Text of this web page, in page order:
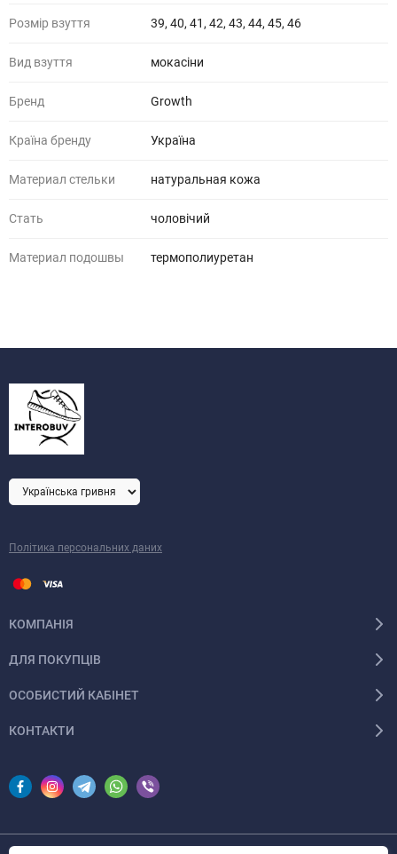
Розмір взуття 39, 40, 41, 42, 43, 44, 45, 46
Вид взуття мокасіни
Бренд Growth
Країна бренду Україна
Материал стельки натуральная кожа
Стать чоловічий
Материал подошвы термополиуретан
Політика персональних даних
КОМПАНІЯ
ДЛЯ ПОКУПЦІВ
ОСОБИСТИЙ КАБІНЕТ
КОНТАКТИ